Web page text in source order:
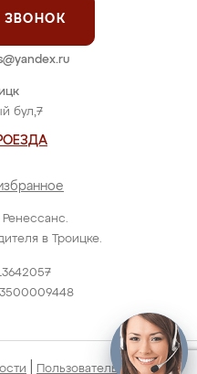
в Троицке.
бул,7
ЗВОНОК
Пользовательское